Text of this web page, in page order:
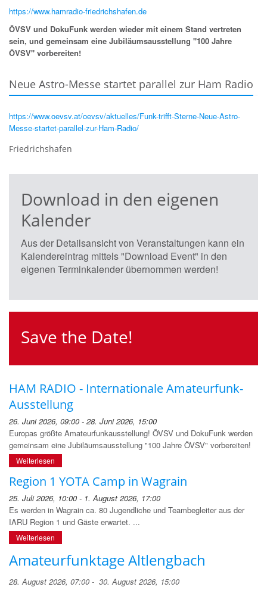
https://www.hamradio-friedrichshafen.de
ÖVSV und DokuFunk werden wieder mit einem Stand vertreten
sein, und gemeinsam eine Jubiläumsausstellung "100 Jahre
ÖVSV" vorbereiten!
Neue Astro-Messe startet parallel zur Ham Radio
https://www.oevsv.at/oevsv/aktuelles/Funk-trifft-Sterne-Neue-Astro-
Messe-startet-parallel-zur-Ham-Radio/
Friedrichshafen
Download in den eigenen
Kalender
Aus der Detailsansicht von Veranstaltungen kann ein
Kalendereintrag mittels "Download Event" in den
eigenen Terminkalender übernommen werden!
Save the Date!
HAM RADIO - Internationale Amateurfunk-
Ausstellung
26. Juni 2026, 09:00 - 28. Juni 2026, 15:00
Europas größte Amateurfunkausstellung! ÖVSV und DokuFunk werden
gemeinsam eine Jubiläumsausstellung "100 Jahre ÖVSV" vorbereiten!
Weiterlesen
Region 1 YOTA Camp in Wagrain
25. Juli 2026, 10:00 - 1. August 2026, 17:00
Es werden in Wagrain ca. 80 Jugendliche und Teambegleiter aus der
IARU Region 1 und Gäste erwartet. ...
Weiterlesen
Amateurfunktage Altlengbach
28. August 2026, 07:00 - 30. August 2026, 15:00